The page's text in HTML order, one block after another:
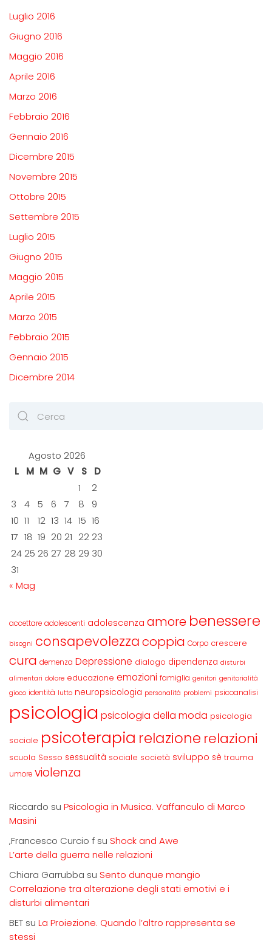
Luglio 2016
Giugno 2016
Maggio 2016
Aprile 2016
Marzo 2016
Febbraio 2016
Gennaio 2016
Dicembre 2015
Novembre 2015
Ottobre 2015
Settembre 2015
Luglio 2015
Giugno 2015
Maggio 2015
Aprile 2015
Marzo 2015
Febbraio 2015
Gennaio 2015
Dicembre 2014
Agosto 2026
L
M M G V S
D
1
2
3
4 5 6 7 8
9
10 11 12 13 14 15 16
17 18 19 20 21 22 23
24 25 26 27 28 29 30
31
« Mag
accettare adolescenti adolescenza amore benessere
bisogni consapevolezzacoppia Corpo crescere
cura demenza Depressione dialogo dipendenza disturbi
alimentari dolore educazione emozioni famiglia genitori genitorialità
gioco identità lutto neuropsicologia personalità problemi psicoanalisi
psicologia psicologia della moda psicologia
sociale psicoterapia relazione relazioni
scuola Sesso sessualità sociale società sviluppo sè trauma
umore violenza
Riccardo su Psicologia in Musica. Vaffanculo di Marco
Masini
,Francesco Curcio f su Shock and Awe
L’arte della guerra nelle relazioni
Chiara Garrubba su Sento dunque mangio
Correlazione tra alterazione degli stati emotivi e i
disturbi alimentari
BET su La Proiezione. Quando l’altro rappresenta se
stessi